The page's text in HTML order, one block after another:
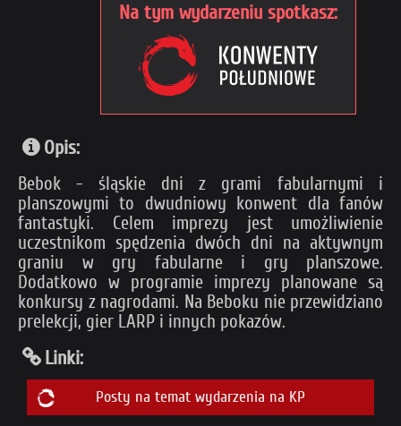
Na tym wydarzeniu spotkasz:
Opis:
Bebok - śląskie dni z grami fabularnymi i
planszowymi to dwudniowy konwent dla fanów
fantastyki. Celem imprezy jest umożliwienie
uczestnikom spędzenia dwóch dni na aktywnym
graniu w gry fabularne i gry planszowe.
Dodatkowo w programie imprezy planowane są
konkursy z nagrodami. Na Beboku nie przewidziano
prelekcji, gier LARP i innych pokazów.
Linki:
Posty na temat wydarzenia na KP